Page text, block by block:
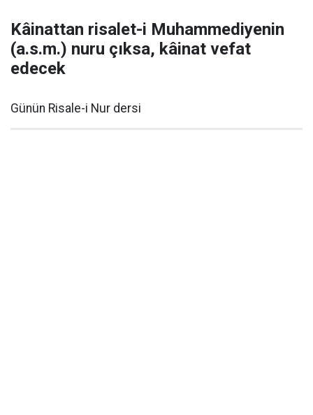
Kâinattan risalet-i Muhammediyenin
(a.s.m.) nuru çıksa, kâinat vefat
edecek
Günün Risale-i Nur dersi